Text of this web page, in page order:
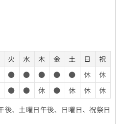
火 水 木 金 土 日
祝
● ● ● ● ● 休
休
● ● 休 ● 休 休
休
後、土曜日午後、日曜日、祝祭日